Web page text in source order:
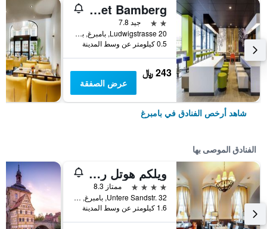
Ibis Budget Bamberg
2 نجمتين
جيد 7.8
Ludwigstrasse 20, بامبرغ, بافاريا, ألمانيا
0.5 كيلومتر عن وسط المدينة
243 ﷼
عرض الصفقة
شاهد أرخص الفنادق في بامبرغ
الفنادق الموصى بها
ويلكم هوتل ريزيدنشلوس بامبرج
4 نجوم
ممتاز 8.3
Untere Sandstr. 32, بامبرغ, بافاريا, ألمانيا
1.6 كيلومتر عن وسط المدينة